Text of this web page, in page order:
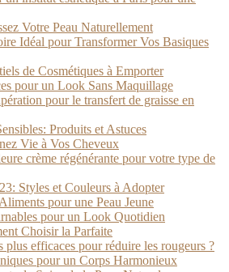
Votre Peau Naturellement
Idéal pour Transformer Vos Basiques
de Cosmétiques à Emporter
pour un Look Sans Maquillage
pour le transfert de graisse en
Produits et Astuces
Vie à Vos Cheveux
crème régénérante pour votre type de
Styles et Couleurs à Adopter
pour une Peau Jeune
pour un Look Quotidien
Choisir la Parfaite
plus efficaces pour réduire les rougeurs ?
pour un Corps Harmonieux